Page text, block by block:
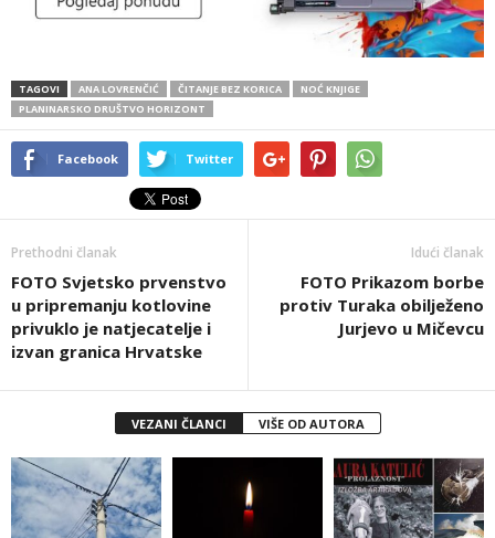
TAGOVI ANA LOVRENČIĆ ČITANJE BEZ KORICA
NOĆ KNJIGE
PLANINARSKO DRUŠTVO HORIZONT
Facebook Twitter
Prethodni članak
FOTO Svjetsko prvenstvo
u pripremanju kotlovine
privuklo je natjecatelje i
izvan granica Hrvatske
Idući članak
FOTO Prikazom borbe
protiv Turaka obilježeno
Jurjevo u Mičevcu
VEZANI ČLANCI VIŠE OD AUTORA